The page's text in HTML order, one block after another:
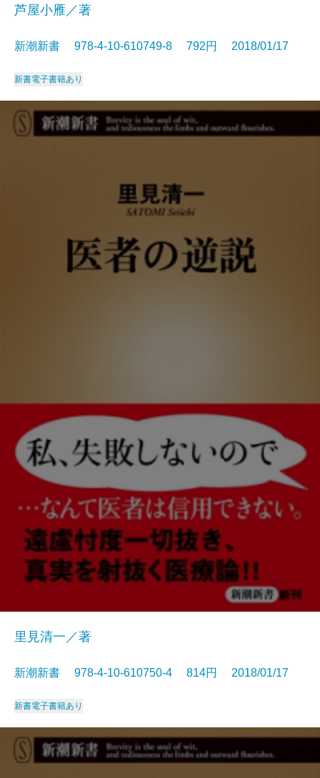
芦屋小雁／著
新潮新書 978-4-10-610749-8 792円 2018/01/17
新書電子書籍あり
里見清一／著
新潮新書 978-4-10-610750-4 814円 2018/01/17
新書電子書籍あり